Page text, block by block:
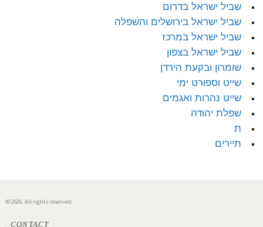
שביל ישראל בדרום
שביל ישראל בירושלים והשפלה
שביל ישראל במרכז
שביל ישראל בצפון
שומרון ובקעת הירדן
שייט וספורט ימי
שייט נהרות ואגמים
שפלת יהודה
ת
תיירים
© 2026. All rights reserved.
CONTACT